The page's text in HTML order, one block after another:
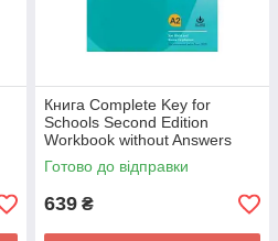
Книга Complete Key for
Schools Second Edition
Workbook without Answers
with Audio Download
(9781108539401) Cambridge
Готово до відправки
639 ₴